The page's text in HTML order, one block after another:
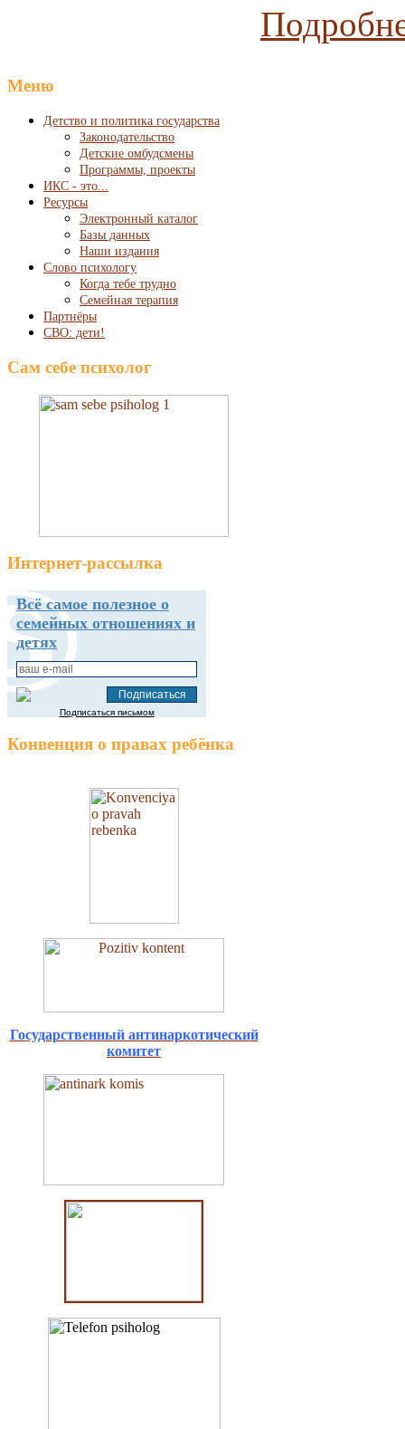
Меню
Детство и политика государства
Законодательство
Детские омбудсмены
Программы, проекты
ИКС - это...
Ресурсы
Электронный каталог
Базы данных
Наши издания
Слово психологу
Когда тебе трудно
Семейная терапия
Партнёры
СВО: дети!
Сам себе психолог
Интернет-рассылка
Всё самое полезное о
семейных отношениях и
детях
Подписаться письмом
Конвенция о правах ребёнка
Государственный антинаркотический
комитет